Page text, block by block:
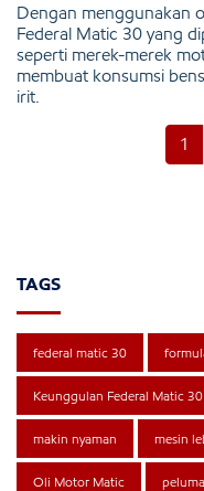
Dengan menggunakan
Federal Matic 30 yang
seperti merek-merek
membuat konsumsi
irit.
1
TAGS
federal matic 30
Keunggulan Federal Matic 30
makin nyaman mesin
Oli Motor Matic